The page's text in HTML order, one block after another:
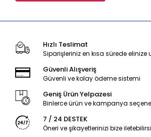
Hızlı Teslimat
Siparişleriniz en kısa sürede elinize
Güvenli Alışveriş
Güvenli ve kolay ödeme sistemi
Geniş Ürün Yelpazesi
Binlerce ürün ve kampanya
7 / 24 DESTEK
Öneri ve şikayetlerinizi bize